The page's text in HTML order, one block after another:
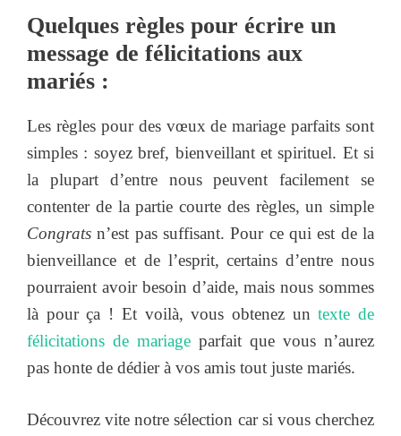
Quelques règles pour écrire un
message de félicitations aux
mariés :
Les règles pour des vœux de mariage parfaits sont
simples : soyez bref, bienveillant et spirituel. Et si
la plupart d’entre nous peuvent facilement se
contenter de la partie courte des règles, un simple
Congrats n’est pas suffisant. Pour ce qui est de la
bienveillance et de l’esprit, certains d’entre nous
pourraient avoir besoin d’aide, mais nous sommes
là pour ça ! Et voilà, vous obtenez untexte de
félicitations de mariage parfait que vous n’aurez
pas honte de dédier à vos amis tout juste mariés.
Découvrez vite notre sélection car si vous cherchez